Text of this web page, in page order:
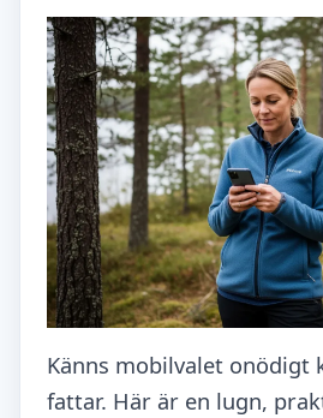
Känns mobilvalet onödigt
fattar. Här är en lugn,